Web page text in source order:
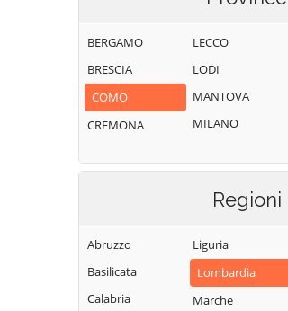
Bellagio
Bene Lario
Beregazzo con
Figliaro
Bizzarone
Bregnano
Brenna
Brienno
Faloppio
Fenegrò
Figino Serenza
Fino Mornasco
Grandate
Grandola ed Uniti
Gravedona ed
Uniti
BERGAMO
BRESCIA
COMO
CREMONA
LECCO
LODI
MANTOVA
MILANO
Regioni
Abruzzo
Basilicata
Calabria
Liguria
Lombardia
Marche